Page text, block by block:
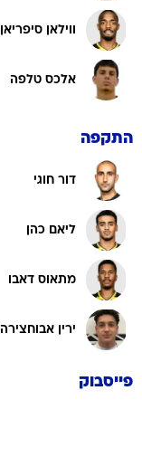
ווילאן סיפריאן
אלכס טלפה
התקפה
דור חוגי
ליאם כהן
מתאוס דאבו
ירין אבוחצירה
פייסבוק